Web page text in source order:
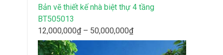
Bản vẽ thiết kế nhà biệt thự 4 tầng
BT505013
12,000,000₫ – 50,000,000₫Khoảng
giá: